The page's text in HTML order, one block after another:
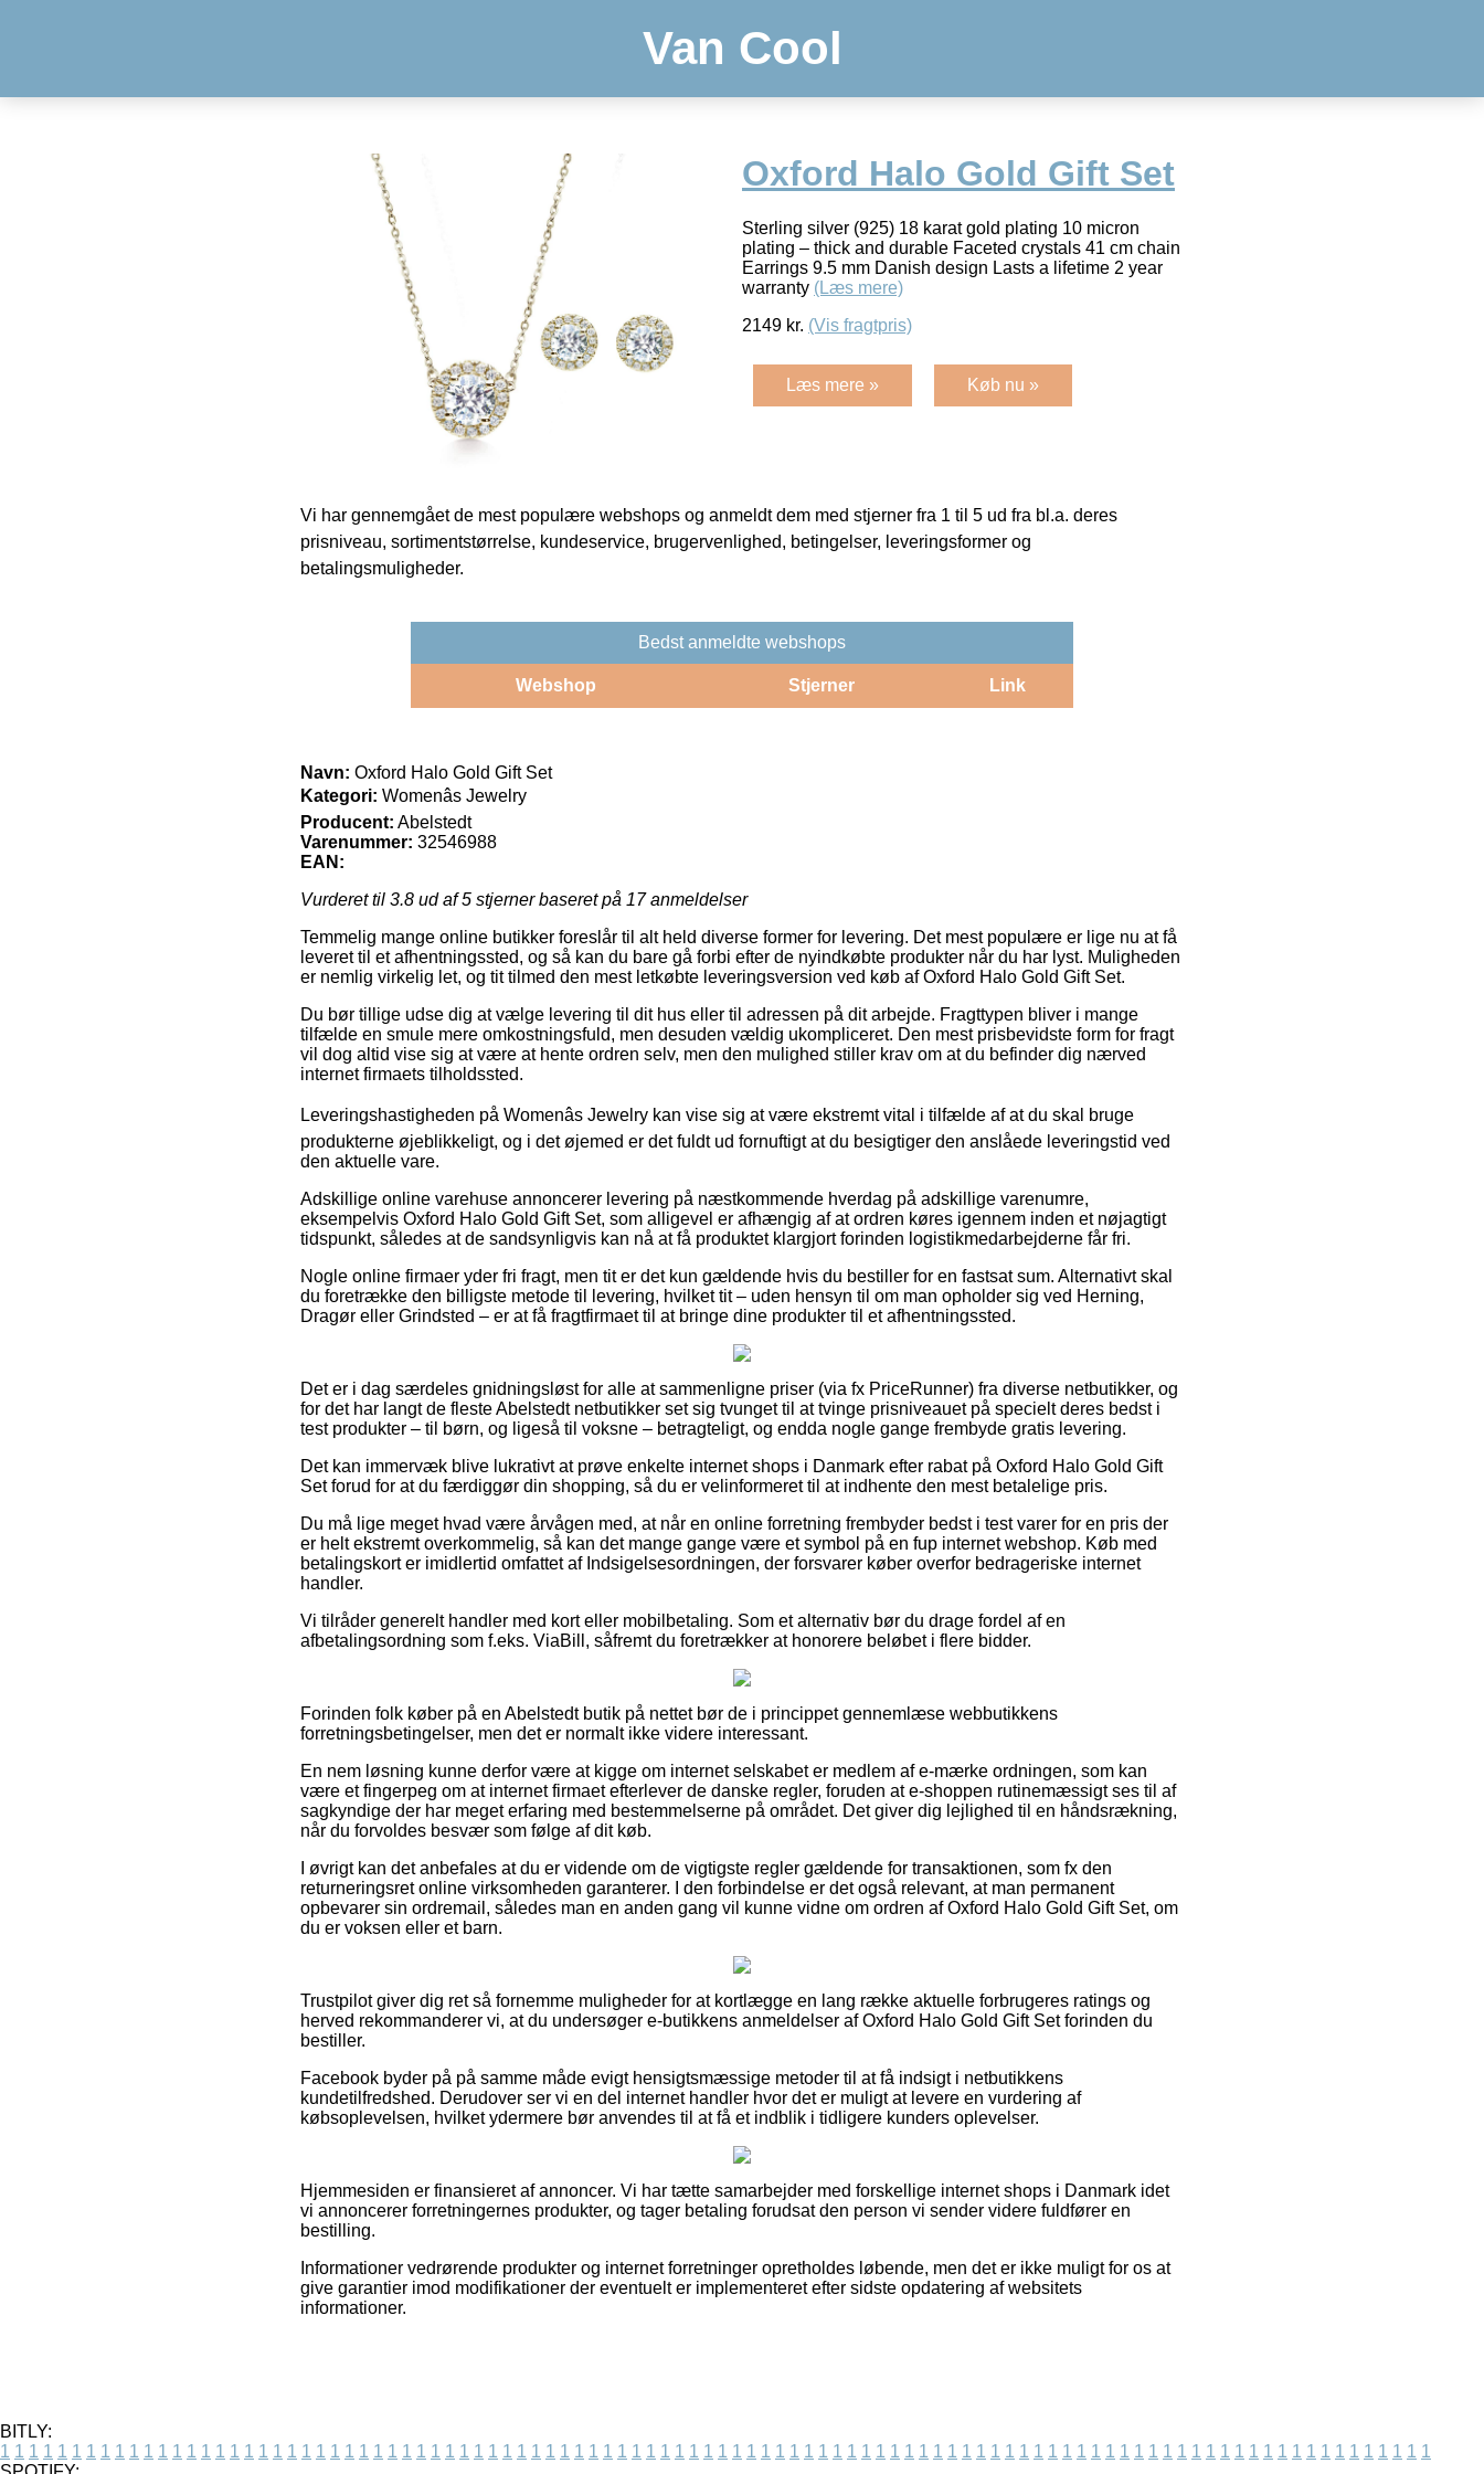
Van Cool
Oxford Halo Gold Gift Set
Sterling silver (925) 18 karat gold plating 10 micron
plating – thick and durable Faceted crystals 41 cm chain
Earrings 9.5 mm Danish design Lasts a lifetime 2 year
warranty (Læs mere)
2149 kr. (Vis fragtpris)
Læs mere » Køb nu »
Vi har gennemgået de mest populære webshops og anmeldt dem med stjerner fra 1 til 5 ud fra bl.a. deres
prisniveau, sortimentstørrelse, kundeservice, brugervenlighed, betingelser, leveringsformer og
betalingsmuligheder.
Bedst anmeldte webshops
Webshop Stjerner Link
Navn: Oxford Halo Gold Gift Set
Kategori: Womenâs Jewelry
Producent: Abelstedt
Varenummer: 32546988
EAN:
Vurderet til 3.8 ud af 5 stjerner baseret på 17anmeldelser
Temmelig mange online butikker foreslår til alt held diverse former for levering. Det mest populære er lige nu at få
leveret til et afhentningssted, og så kan du bare gå forbi efter de nyindkøbte produkter når du har lyst. Muligheden
er nemlig virkelig let, og tit tilmed den mest letkøbte leveringsversion ved køb af Oxford Halo Gold Gift Set.
Du bør tillige udse dig at vælge levering til dit hus eller til adressen på dit arbejde. Fragttypen bliver i mange
tilfælde en smule mere omkostningsfuld, men desuden vældig ukompliceret. Den mest prisbevidste form for fragt
vil dog altid vise sig at være at hente ordren selv, men den mulighed stiller krav om at du befinder dig nærved
internet firmaets tilholdssted.
Leveringshastigheden på Womenâs Jewelry kan vise sig at være ekstremt vital i tilfælde af at du skal bruge
produkterne øjeblikkeligt, og i det øjemed er det fuldt ud fornuftigt at du besigtiger den anslåede leveringstid ved
den aktuelle vare.
Adskillige online varehuse annoncerer levering på næstkommende hverdag på adskillige varenumre,
eksempelvis Oxford Halo Gold Gift Set, som alligevel er afhængig af at ordren køres igennem inden et nøjagtigt
tidspunkt, således at de sandsynligvis kan nå at få produktet klargjort forinden logistikmedarbejderne får fri.
Nogle online firmaer yder fri fragt, men tit er det kun gældende hvis du bestiller for en fastsat sum. Alternativt skal
du foretrække den billigste metode til levering, hvilket tit – uden hensyn til om man opholder sig ved Herning,
Dragør eller Grindsted – er at få fragtfirmaet til at bringe dine produkter til et afhentningssted.
Det er i dag særdeles gnidningsløst for alle at sammenligne priser (via fx PriceRunner) fra diverse netbutikker, og
for det har langt de fleste Abelstedt netbutikker set sig tvunget til at tvinge prisniveauet på specielt deres bedst i
test produkter – til børn, og ligeså til voksne – betragteligt, og endda nogle gange frembyde gratis levering.
Det kan immervæk blive lukrativt at prøve enkelte internet shops i Danmark efter rabat på Oxford Halo Gold Gift
Set forud for at du færdiggør din shopping, så du er velinformeret til at indhente den mest betalelige pris.
Du må lige meget hvad være årvågen med, at når en online forretning frembyder bedst i test varer for en pris der
er helt ekstremt overkommelig, så kan det mange gange være et symbol på en fup internet webshop. Køb med
betalingskort er imidlertid omfattet af Indsigelsesordningen, der forsvarer køber overfor bedrageriske internet
handler.
Vi tilråder generelt handler med kort eller mobilbetaling. Som et alternativ bør du drage fordel af en
afbetalingsordning som f.eks. ViaBill, såfremt du foretrækker at honorere beløbet i flere bidder.
Forinden folk køber på en Abelstedt butik på nettet bør de i princippet gennemlæse webbutikkens
forretningsbetingelser, men det er normalt ikke videre interessant.
En nem løsning kunne derfor være at kigge om internet selskabet er medlem af e-mærke ordningen, som kan
være et fingerpeg om at internet firmaet efterlever de danske regler, foruden at e-shoppen rutinemæssigt ses til af
sagkyndige der har meget erfaring med bestemmelserne på området. Det giver dig lejlighed til en håndsrækning,
når du forvoldes besvær som følge af dit køb.
I øvrigt kan det anbefales at du er vidende om de vigtigste regler gældende for transaktionen, som fx den
returneringsret online virksomheden garanterer. I den forbindelse er det også relevant, at man permanent
opbevarer sin ordremail, således man en anden gang vil kunne vidne om ordren af Oxford Halo Gold Gift Set, om
du er voksen eller et barn.
Trustpilot giver dig ret så fornemme muligheder for at kortlægge en lang række aktuelle forbrugeres ratings og
herved rekommanderer vi, at du undersøger e-butikkens anmeldelser af Oxford Halo Gold Gift Set forinden du
bestiller.
Facebook byder på på samme måde evigt hensigtsmæssige metoder til at få indsigt i netbutikkens
kundetilfredshed. Derudover ser vi en del internet handler hvor det er muligt at levere en vurdering af
købsoplevelsen, hvilket ydermere bør anvendes til at få et indblik i tidligere kunders oplevelser.
Hjemmesiden er finansieret af annoncer. Vi har tætte samarbejder med forskellige internet shops i Danmark idet
vi annoncerer forretningernes produkter, og tager betaling forudsat den person vi sender videre fuldfører en
bestilling.
Informationer vedrørende produkter og internet forretninger opretholdes løbende, men det er ikke muligt for os at
give garantier imod modifikationer der eventuelt er implementeret efter sidste opdatering af websitets
informationer.
BITLY:
1 1 1 1 1 1 1 1 1 1 1 1 1 1 1 1 1 1 1 1 1 1 1 1 1 1 1 1 1 1 1 1 1 1 1 1 1 1 1 1 1 1 1 1 1 1 1 1 1 1 1 1 1 1 1 1 1 1 1 1 1 1 1 1 1 1 1 1 1 1 1 1 1 1 1 1 1 1 1 1 1 1 1 1 1 1 1 1 1 1 1 1 1 1 1 1 1 1 1 1